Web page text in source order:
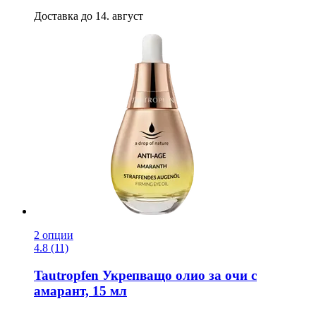
Доставка до 14. август
2 опции
4.8 (11)
Tautropfen Укрепващо олио за очи с
амарант, 15 мл